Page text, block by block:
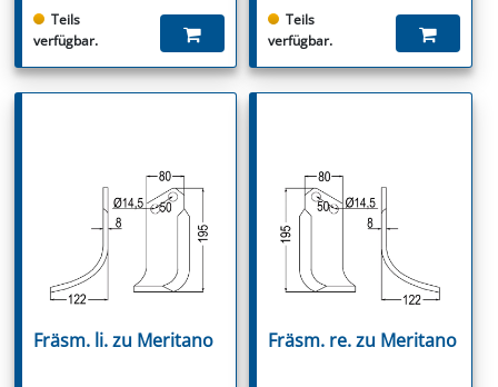
Teils
verfügbar.
Teils
verfügbar.
Fräsm. li. zu Meritano Fräsm. re. zu Meritano